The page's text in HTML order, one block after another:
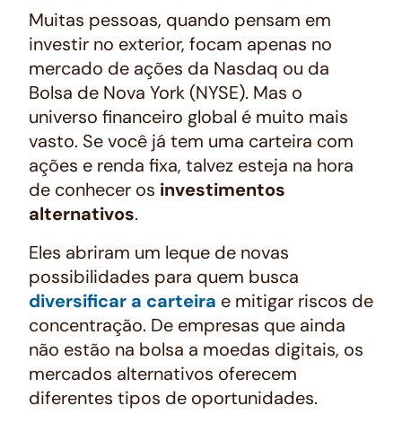
Muitas pessoas, quando pensam em
investir no exterior, focam apenas no
mercado de ações da Nasdaq ou da
Bolsa de Nova York (NYSE). Mas o
universo financeiro global é muito mais
vasto. Se você já tem uma carteira com
ações e renda fixa, talvez esteja na hora
de conhecer os investimentos
alternativos.
Eles abriram um leque de novas
possibilidades para quem busca
diversificar a carteira e mitigar riscos de
concentração. De empresas que ainda
não estão na bolsa a moedas digitais, os
mercados alternativos oferecem
diferentes tipos de oportunidades.